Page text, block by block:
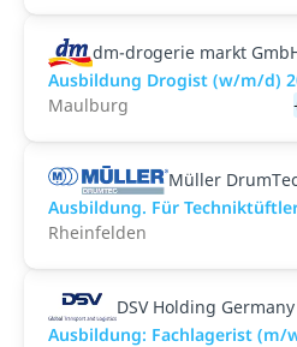
dm-drogerie markt
Ausbildung Drogist (w/m/d)
Maulburg
Müller
Ausbildung. Für
Rheinfelden
DSV Holding Germany
Ausbildung: Fachlagerist (m/